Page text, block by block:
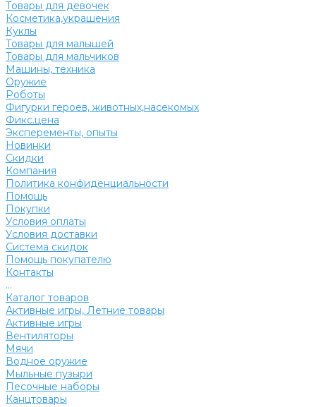
Товары для девочек
Косметика,украшения
Куклы
Товары для малышей
Товары для мальчиков
Машины, техника
Оружие
Роботы
Фигурки героев, животных,насекомых
Фикс.цена
Эксперементы, опыты
Новинки
Скидки
Компания
Политика конфиденциальности
Помощь
Покупки
Условия оплаты
Условия доставки
Система скидок
Помощь покупателю
Контакты
...
Каталог товаров
Активные игры, Летние товары
Активные игры
Вентиляторы
Мячи
Водное оружие
Мыльные пузыри
Песочные наборы
Канцтовары